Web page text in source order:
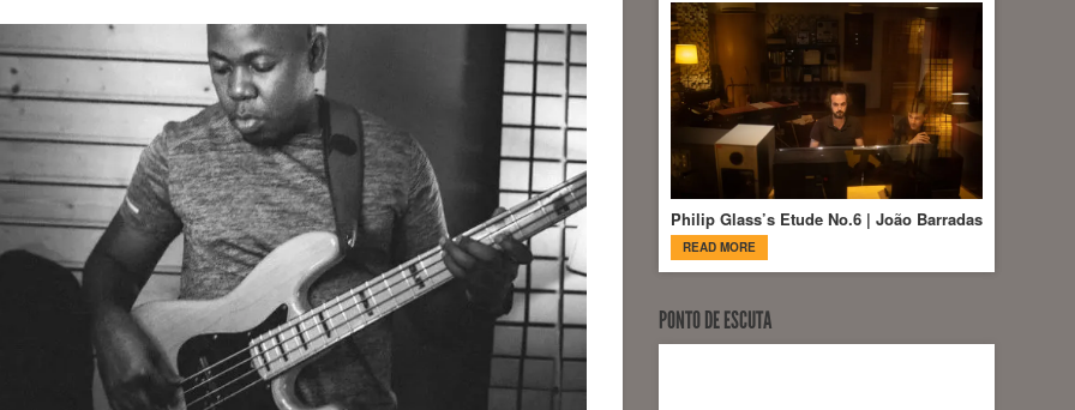
Philip Glass’s Etude No.6 | João Barradas
READ MORE
PONTO DE ESCUTA